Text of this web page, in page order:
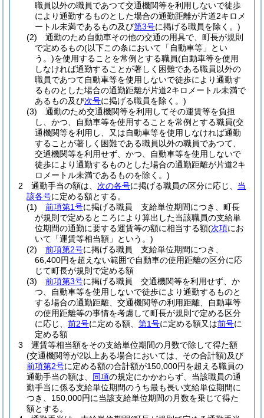
職員以外の職員であつて交通機関等を利用しないで徒歩
により通勤するものとした場合の通勤距離が片道2キロメ
ートル未満であるもの及び第3号に掲げる職員を除く。)
(2)
通勤のため自動車その他の交通の用具で、町長が規則
で定めるもの(以下この条において「自動車等」とい
う。)を使用することを常例とする職員(自動車等を使用
しなければ通勤することが著しく困難である職員以外の
職員であつて自動車等を使用しないで徒歩により通勤す
るものとした場合の通勤距離が片道2キロメートル未満で
あるもの及び次号に掲げる職員を除く。)
(3)
通勤のため交通機関等を利用してその運賃等を負担
し、かつ、自動車等を使用することを常例とする職員(交
通機関等を利用し、又は自動車等を使用しなければ通勤
することが著しく困難である職員以外の職員であつて、
交通機関等を利用せず、かつ、自動車等を使用しないで
徒歩により通勤するものとした場合の通勤距離が片道2キ
ロメートル未満であるものを除く。)
2
通勤手当の額は、 次の各号に掲げる職員の区分に応じ、 当
該各号に定める額とする。
(1)
前項第1号に掲げる職員 支給単位期間につき、町長
が規則で定めるところにより算出した当該職員の支給単
位期間の通勤に要する運賃等の額に相当する額(次項にお
いて「運賃等相当額」という。)
(2)
前項第2号に掲げる職員 支給単位期間につき、
66,400円を超えない範囲で自動車の使用距離の区分に応
じて町長が規則で定める額
(3)
前項第3号に掲げる職員 交通機関等を利用せず、か
つ、自動車等を使用しないで徒歩により通勤するものと
する場合の通勤距離、交通機関等の利用距離、自動車等
の使用距離等の事情を考慮して町長が規則で定める区分
に応じ、 前2号に定める額、 第1号に定める額又は前号に
定める額
3
運賃等相当額をその支給単位期間の月数で除して得た額
(交通機関等が2以上ある場合においては、その合計額)及び
前項第2号に定める額の合計額が150,000円を超える職員の
通勤手当の額は、 同項の規定にかかわらず、当該職員の通
勤手当に係る支給単位期間のうち最も長い支給単位期間に
つき、150,000円に当該支給単位期間の月数を乗じて得た
額とする。